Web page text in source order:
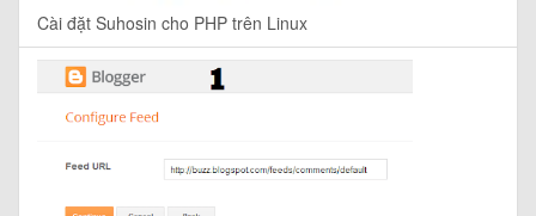
Cài đặt Suhosin cho PHP trên Linux